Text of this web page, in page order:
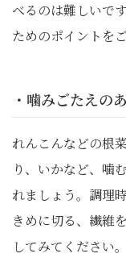
べるのは難しいで
ためのポイントを
・噛みごたえの
れんこんなどの根
り、いかなど、噛
れましょう。調理
きめに切る、繊維
してみてください